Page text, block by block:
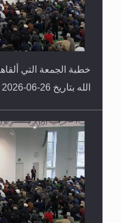
خطبة الجمعة التي
الله بتاريخ 26-06-2026